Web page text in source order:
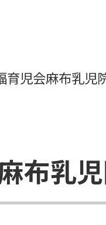
育児会麻布乳児
布乳